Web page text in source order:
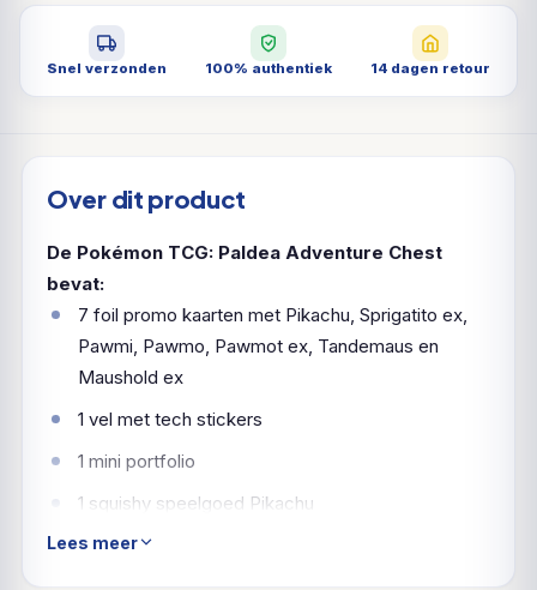
Snel verzonden 100% authentiek 14 dagen retour
Over dit product
De Pokémon TCG: Paldea Adventure Chest
bevat:
7 foil promo kaarten met Pikachu, Sprigatito ex,
Pawmi, Pawmo, Pawmot ex, Tandemaus en
Maushold ex
1 vel met tech stickers
1 mini portfolio
1 squishy speelgoed Pikachu
6 Pokémon TCG booster packs
Lees meer